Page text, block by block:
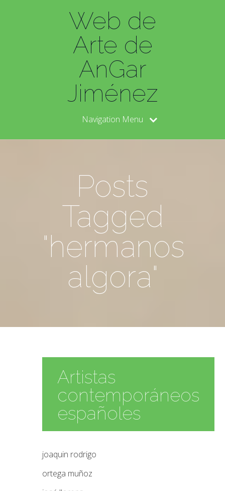
Web de
Arte de
AnGar
Jiménez
Navigation Menu
Posts
Tagged
"hermanos
algora"
Artistas
contemporáneos
españoles
joaquin rodrigo
ortega muñoz